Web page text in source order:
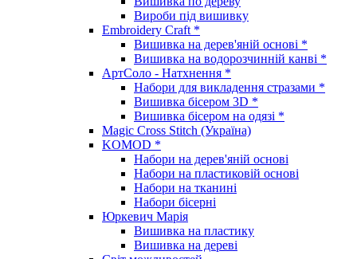
Вироби під вишивку
Embroidery Craft *
Вишивка на дерев'яній основі *
Вишивка на водорозчинній канві *
АртСоло - Натхнення *
Набори для викладення стразами *
Вишивка бісером 3D *
Вишивка бісером на одязі *
Magic Cross Stitch (Україна)
KOMOD *
Набори на дерев'яній основі
Набори на пластиковій основі
Набори на тканині
Набори бісерні
Юркевич Марія
Вишивка на пластику
Вишивка на дереві